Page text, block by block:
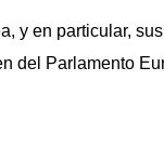
y en particular,
del Parlamento